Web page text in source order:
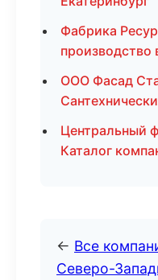
Фабрика
производство
ООО Фасад
Центральный
Каталог
← Все
Северо-